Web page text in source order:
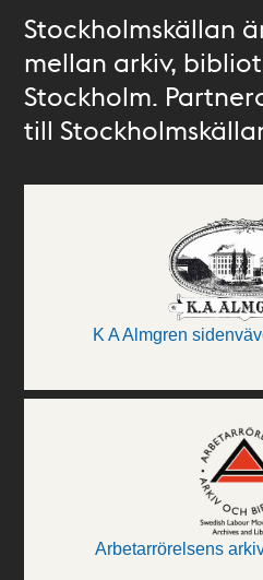
Stockholmskällan
mellan arkiv,
Stockholm.
till
K A Almgren
Arbetarrörelsens